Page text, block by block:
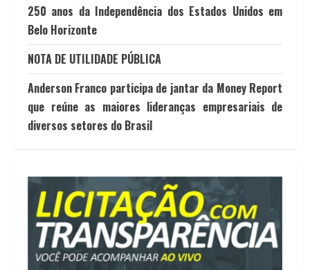
250 anos da Independência dos Estados Unidos em
Belo Horizonte
NOTA DE UTILIDADE PÚBLICA
Anderson Franco participa de jantar da Money Report
que reúne as maiores lideranças empresariais de
diversos setores do Brasil